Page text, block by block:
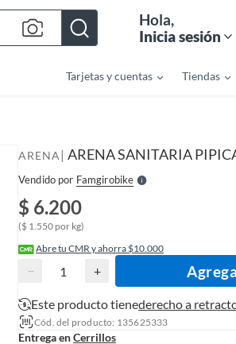
Hola,
Inicia sesión
Tarjetas y cuentas Tiendas
ARENA | ARENA SANITARIA
Vendido por FamgirobikeS
l
l
$ 6.200
($ 1.550 por kg)
Abre tu CMR y ahorra $10.000
− +
Este producto tienederecho a
Cód. del producto: 135625333
Entrega enCerrillos